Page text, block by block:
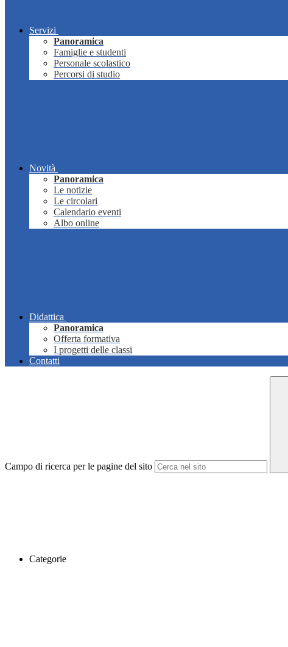
Servizi
Panoramica
Famiglie e studenti
Personale scolastico
Percorsi di studio
Novità
Panoramica
Le notizie
Le circolari
Calendario eventi
Albo online
Didattica
Panoramica
Offerta formativa
I progetti delle classi
Contatti
Campo di ricerca per le pagine del sito
Categorie